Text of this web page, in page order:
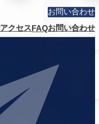
お問い合わせ
アクセス FAQお問い合わせ